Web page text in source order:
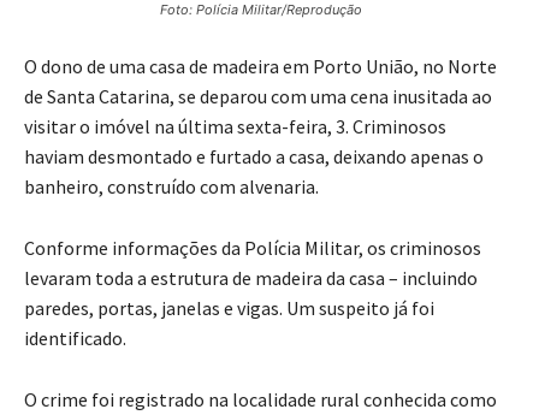
Foto: Polícia Militar/Reprodução
O dono de uma casa de madeira em Porto União, no Norte
de Santa Catarina, se deparou com uma cena inusitada ao
visitar o imóvel na última sexta-feira, 3. Criminosos
haviam desmontado e furtado a casa, deixando apenas o
banheiro, construído com alvenaria.
Conforme informações da Polícia Militar, os criminosos
levaram toda a estrutura de madeira da casa – incluindo
paredes, portas, janelas e vigas. Um suspeito já foi
identificado.
O crime foi registrado na localidade rural conhecida como